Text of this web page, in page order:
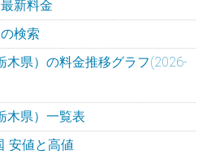
新料金
検索
木県）の料金推移グラフ(2026-
木県）一覧表
安値と高値